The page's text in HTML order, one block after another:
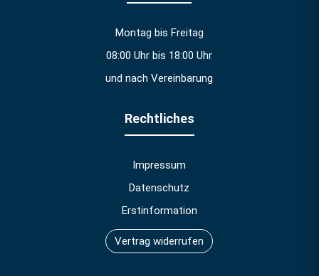
Montag bis Freitag
08:00 Uhr bis 18:00 Uhr
und nach Vereinbarung
Rechtliches
Impressum
Datenschutz
Erstinformation
Vertrag widerrufen